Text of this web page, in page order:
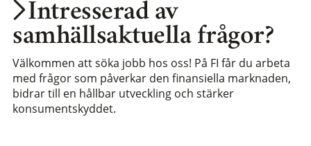
Intresserad av
samhällsaktuella frågor?
Välkommen att söka jobb hos oss! På FI får du arbeta
med frågor som påverkar den finansiella marknaden,
bidrar till en hållbar utveckling och stärker
konsumentskyddet.